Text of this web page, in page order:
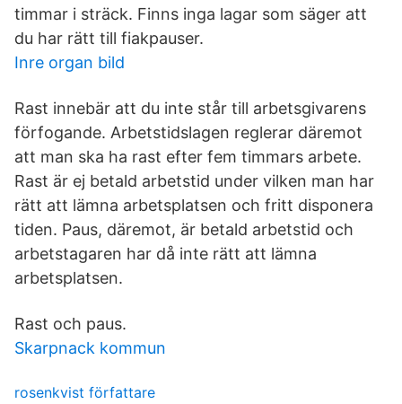
timmar i sträck. Finns inga lagar som säger att
du har rätt till fiakpauser.
Inre organ bild
Rast innebär att du inte står till arbetsgivarens
förfogande. Arbetstidslagen reglerar däremot
att man ska ha rast efter fem timmars arbete.
Rast är ej betald arbetstid under vilken man har
rätt att lämna arbetsplatsen och fritt disponera
tiden. Paus, däremot, är betald arbetstid och
arbetstagaren har då inte rätt att lämna
arbetsplatsen.
Rast och paus.
Skarpnack kommun
rosenkvist författare